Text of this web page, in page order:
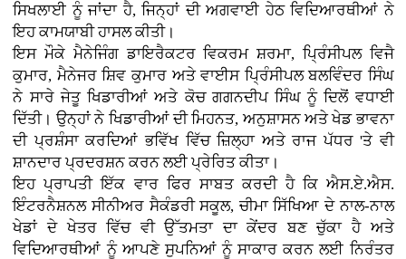
ਸਿਖਲਾਈ ਨੂੰ ਜਾਂਦਾ ਹੈ, ਜਿਨ੍ਹਾਂ ਦੀ ਅਗਵਾਈ ਹੇਠ ਵਿਦਿਆਰਥੀਆਂ ਨੇ
ਇਹ ਕਾਮਯਾਬੀ ਹਾਸਲ ਕੀਤੀ।
ਇਸ ਮੌਕੇ ਮੈਨੇਜਿੰਗ ਡਾਇਰੈਕਟਰ ਵਿਕਰਮ ਸ਼ਰਮਾ, ਪ੍ਰਿੰਸੀਪਲ ਵਿਜੈ
ਕੁਮਾਰ, ਮੈਨੇਜਰ ਸ਼ਿਵ ਕੁਮਾਰ ਅਤੇ ਵਾਈਸ ਪ੍ਰਿੰਸੀਪਲ ਬਲਵਿੰਦਰ ਸਿੰਘ
ਨੇ ਸਾਰੇ ਜੇਤੂ ਖਿਡਾਰੀਆਂ ਅਤੇ ਕੋਚ ਗਗਨਦੀਪ ਸਿੰਘ ਨੂੰ ਦਿਲੋਂ ਵਧਾਈ
ਦਿੱਤੀ। ਉਨ੍ਹਾਂ ਨੇ ਖਿਡਾਰੀਆਂ ਦੀ ਮਿਹਨਤ, ਅਨੁਸ਼ਾਸਨ ਅਤੇ ਖੇਡ ਭਾਵਨਾ
ਦੀ ਪ੍ਰਸ਼ੰਸਾ ਕਰਦਿਆਂ ਭਵਿੱਖ ਵਿੱਚ ਜ਼ਿਲ੍ਹਾ ਅਤੇ ਰਾਜ ਪੱਧਰ 'ਤੇ ਵੀ
ਸ਼ਾਨਦਾਰ ਪ੍ਰਦਰਸ਼ਨ ਕਰਨ ਲਈ ਪ੍ਰੇਰਿਤ ਕੀਤਾ।
ਇਹ ਪ੍ਰਾਪਤੀ ਇੱਕ ਵਾਰ ਫਿਰ ਸਾਬਤ ਕਰਦੀ ਹੈ ਕਿ ਐਸ.ਏ.ਐਸ.
ਇੰਟਰਨੈਸ਼ਨਲ ਸੀਨੀਅਰ ਸੈਕੰਡਰੀ ਸਕੂਲ, ਚੀਮਾ ਸਿੱਖਿਆ ਦੇ ਨਾਲ-ਨਾਲ
ਖੇਡਾਂ ਦੇ ਖੇਤਰ ਵਿੱਚ ਵੀ ਉੱਤਮਤਾ ਦਾ ਕੇਂਦਰ ਬਣ ਚੁੱਕਾ ਹੈ ਅਤੇ
ਵਿਦਿਆਰਥੀਆਂ ਨੂੰ ਆਪਣੇ ਸੁਪਨਿਆਂ ਨੂੰ ਸਾਕਾਰ ਕਰਨ ਲਈ ਨਿਰੰਤਰ